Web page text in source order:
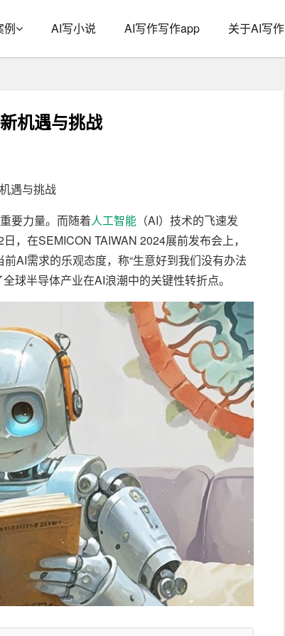
例 AI写小说 AI写作写作app 关于AI写作
机遇与挑战
遇与挑战
要力量。而随着人工智能 （AI）技术的飞速发
，在SEMICON TAIWAN 2024展前发布会上，
AI需求的乐观态度，称“生意好到我们没有办法
球半导体产业在AI浪潮中的关键性转折点。